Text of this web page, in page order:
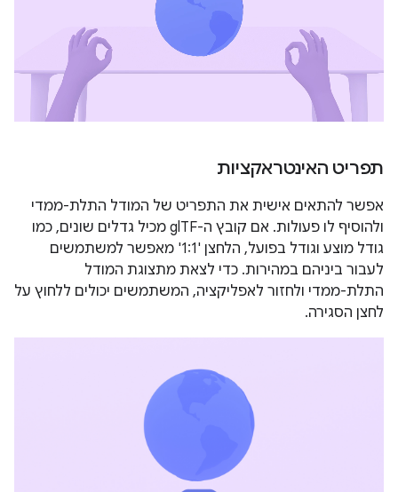
תפריט האינטראקציות
אפשר להתאים אישית את התפריט של המודל התלת-ממדי
ולהוסיף לו פעולות. אם קובץ ה-glTF מכיל גדלים שונים, כמו
גודל מוצע וגודל בפועל, הלחצן '1:1' מאפשר למשתמשים
לעבור ביניהם במהירות. כדי לצאת מתצוגת המודל
התלת-ממדי ולחזור לאפליקציה, המשתמשים יכולים ללחוץ על
לחצן הסגירה.